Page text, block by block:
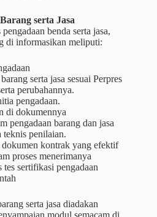
serta Jasa
benda serta jasa,
di informasikan meliputi:
serta jasa sesuai Perpres
perubahannya.
pengadaan.
di dokumennya
pengadaan barang dan jasa
teknis penilaian.
kontrak yang efektif
proses menerimanya
sertifikasi pengadaan
serta jasa diadakan
modul semacam di